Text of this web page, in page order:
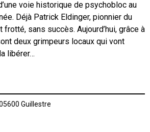
voie historique de psychobloc au
Déjà Patrick Eldinger, pionnier du
frotté, sans succès. Aujourd’hui, grâce à
deux grimpeurs locaux qui vont
libérer…
Guillestre